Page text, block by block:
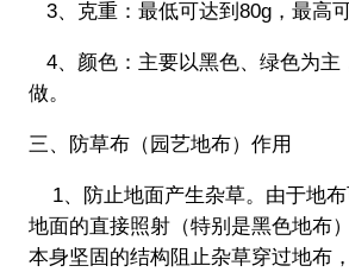
3、克重：最低可达到80g，最高可
4、颜色：主要以黑色、绿色为主
做。
三、防草布（园艺地布）作用
1、防止地面产生杂草。由于地
地面的直接照射（特别是黑色地布
本身坚固的结构阻止杂草穿过地布